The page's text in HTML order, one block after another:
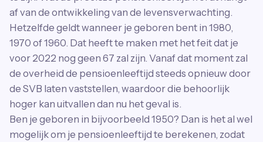
af van de ontwikkeling van de levensverwachting.
Hetzelfde geldt wanneer je geboren bent in 1980,
1970 of 1960. Dat heeft te maken met het feit dat je
voor 2022 nog geen 67 zal zijn. Vanaf dat moment zal
de overheid de pensioenleeftijd steeds opnieuw door
de SVB laten vaststellen, waardoor die behoorlijk
hoger kan uitvallen dan nu het geval is.
Ben je geboren in bijvoorbeeld 1950? Dan is het al wel
mogelijk om je pensioenleeftijd te berekenen, zodat